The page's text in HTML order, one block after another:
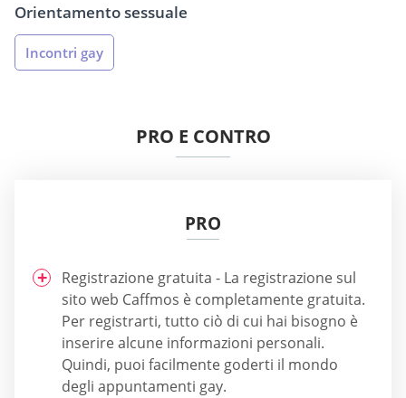
Orientamento sessuale
Incontri gay
PRO E CONTRO
PRO
Registrazione gratuita - La registrazione sul
sito web Caffmos è completamente gratuita.
Per registrarti, tutto ciò di cui hai bisogno è
inserire alcune informazioni personali.
Quindi, puoi facilmente goderti il mondo
degli appuntamenti gay.